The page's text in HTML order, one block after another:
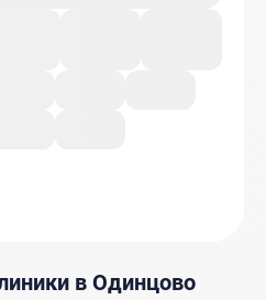
в Одинцово